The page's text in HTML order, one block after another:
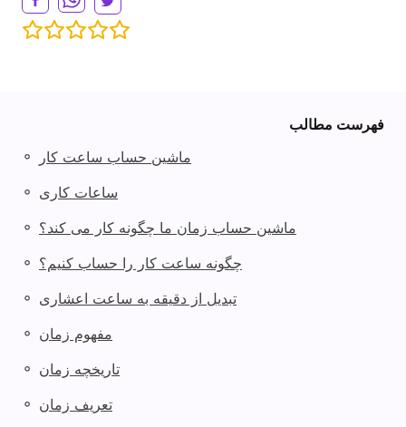
فهرست مطالب
◦ ماشین حساب ساعت کار
◦ ساعات کاری
◦ ماشین حساب زمان ما چگونه کار می کند؟
◦ چگونه ساعت کار را حساب کنیم؟
◦ تبدیل از دقیقه به ساعت اعشاری
◦ مفهوم زمان
◦ تاریخچه زمان
◦ تعریف زمان